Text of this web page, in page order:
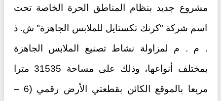
مشروع جديد بنظام المناطق الحرة الخاصة تحت
اسم شركة "كرنك تكستايل للملابس الجاهزة" ش. ذ
. م . م لمزاولة نشاط تصنيع الملابس الجاهزة
بمختلف أنواعها، وذلك على مساحة 31535 مترا
مربعا بالموقع الكائن بقطعتي الأرض رقمي (6 –